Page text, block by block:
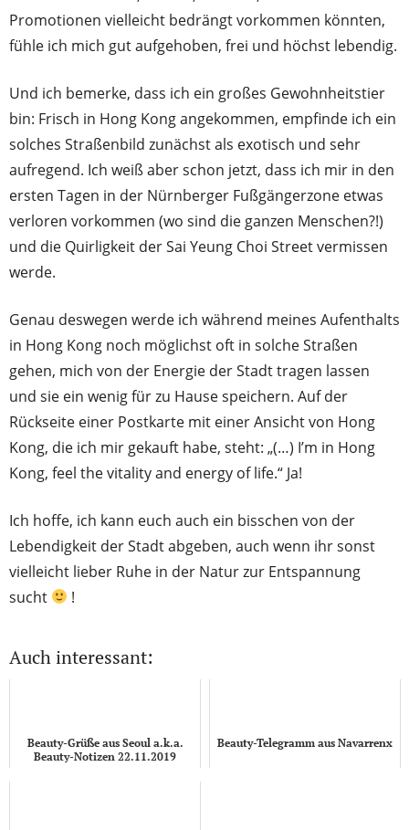
Promotionen vielleicht bedrängt vorkommen könnten,
fühle ich mich gut aufgehoben, frei und höchst lebendig.
Und ich bemerke, dass ich ein großes Gewohnheitstier
bin: Frisch in Hong Kong angekommen, empfinde ich ein
solches Straßenbild zunächst als exotisch und sehr
aufregend. Ich weiß aber schon jetzt, dass ich mir in den
ersten Tagen in der Nürnberger Fußgängerzone etwas
verloren vorkommen (wo sind die ganzen Menschen?!)
und die Quirligkeit der Sai Yeung Choi Street vermissen
werde.
Genau deswegen werde ich während meines Aufenthalts
in Hong Kong noch möglichst oft in solche Straßen
gehen, mich von der Energie der Stadt tragen lassen
und sie ein wenig für zu Hause speichern. Auf der
Rückseite einer Postkarte mit einer Ansicht von Hong
Kong, die ich mir gekauft habe, steht: „(…) I’m in Hong
Kong, feel the vitality and energy of life.“ Ja!
Ich hoffe, ich kann euch auch ein bisschen von der
Lebendigkeit der Stadt abgeben, auch wenn ihr sonst
vielleicht lieber Ruhe in der Natur zur Entspannung
sucht
!
Auch interessant:
Beauty-Grüße aus Seoul a.k.a.
Beauty-Notizen 22.11.2019
Beauty-Telegramm aus Navarrenx